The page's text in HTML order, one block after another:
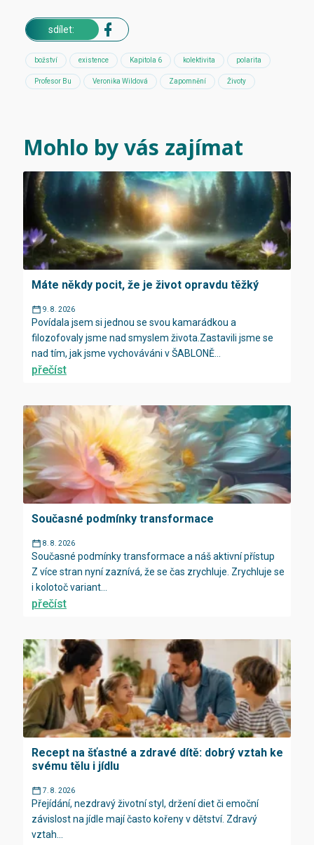
sdílet:
božství existence Kapitola 6 kolektivita polarita
Profesor Bu Veronika Wildová Zapomnění Životy
Mohlo by vás zajímat
Máte někdy pocit, že je život opravdu těžký
9. 8. 2026
Povídala jsem si jednou se svou kamarádkou a
filozofovaly jsme nad smyslem života.Zastavili jsme se
nad tím, jak jsme vychováváni v ŠABLONĚ...
přečíst
Současné podmínky transformace
8. 8. 2026
Současné podmínky transformace a náš aktivní přístup
Z více stran nyní zaznívá, že se čas zrychluje. Zrychluje se
i kolotoč variant...
přečíst
Recept na šťastné a zdravé dítě: dobrý vztah ke
svému tělu i jídlu
7. 8. 2026
Přejídání, nezdravý životní styl, držení diet či emoční
závislost na jídle mají často kořeny v dětství. Zdravý
vztah...